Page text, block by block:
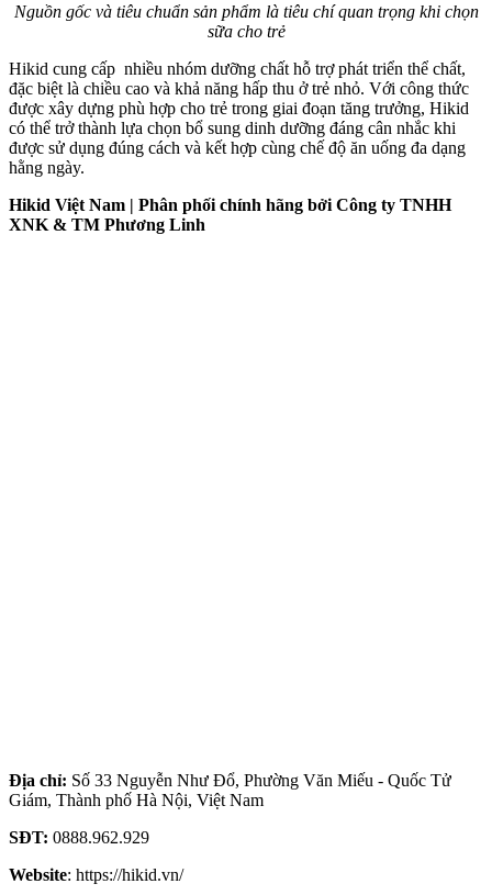
Nguồn gốc và tiêu chuẩn sản phẩm là tiêu chí quan trọng khi chọn
sữa cho trẻ
Hikid cung cấp nhiều nhóm dưỡng chất hỗ trợ phát triển thể chất,
đặc biệt là chiều cao và khả năng hấp thu ở trẻ nhỏ. Với công thức
được xây dựng phù hợp cho trẻ trong giai đoạn tăng trưởng, Hikid
có thể trở thành lựa chọn bổ sung dinh dưỡng đáng cân nhắc khi
được sử dụng đúng cách và kết hợp cùng chế độ ăn uống đa dạng
hằng ngày.
Hikid Việt Nam | Phân phối chính hãng bởi Công ty TNHH
XNK & TM Phương Linh
Địa chỉ: Số 33 Nguyễn Như Đổ, Phường Văn Miếu - Quốc Tử
Giám, Thành phố Hà Nội, Việt Nam
SĐT: 0888.962.929
Website: https://hikid.vn/